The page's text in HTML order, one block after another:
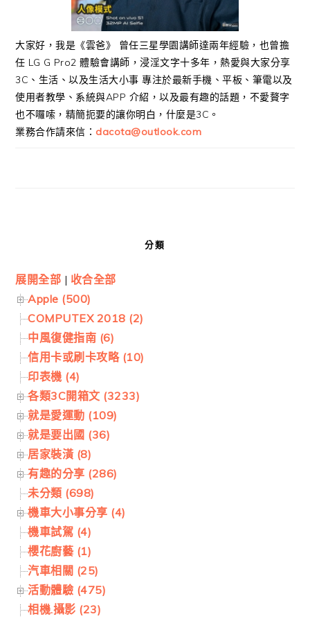
大家好，我是《雲爸》 曾任三星學園講師達兩年經驗，也曾擔
任 LG G Pro2 體驗會講師，浸淫文字十多年，熱愛與大家分享
3C、生活、以及生活大小事 專注於最新手機、平板、筆電以及
使用者教學、系統與APP 介紹，以及最有趣的話題，不愛贅字
也不囉嗦，精簡扼要的讓你明白，什麼是3C。
業務合作請來信： dacota@outlook.com
分類
展開全部 | 收合全部
Apple (500)
COMPUTEX 2018 (2)
中風復健指南 (6)
信用卡或刷卡攻略 (10)
印表機 (4)
各類3C開箱文 (3233)
就是愛運動 (109)
就是要出國 (36)
居家裝潢 (8)
有趣的分享 (286)
未分類 (698)
機車大小事分享 (4)
機車試駕 (4)
櫻花廚藝 (1)
汽車相關 (25)
活動體驗 (475)
相機.攝影 (23)